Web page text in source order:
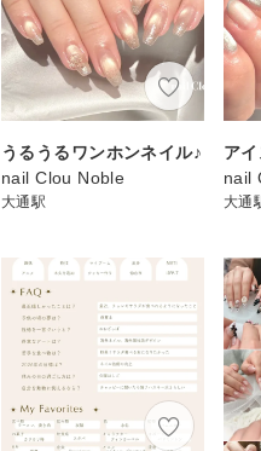
うるうるワンホンネイル♪
nail Clou Noble
大通駅
ア
nail
大通